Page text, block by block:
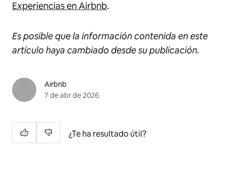
Experiencias en Airbnb.
Es posible que la información contenida en este
artículo haya cambiado desde su publicación.
Airbnb
7 de abr de 2026
¿Te ha resultado útil?